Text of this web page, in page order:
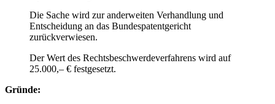
Die Sache wird zur anderweiten Verhandlung und
Entscheidung an das Bundespatentgericht
zurückverwiesen.
Der Wert des Rechtsbeschwerdeverfahrens wird auf
25.000,– € festgesetzt.
Gründe: